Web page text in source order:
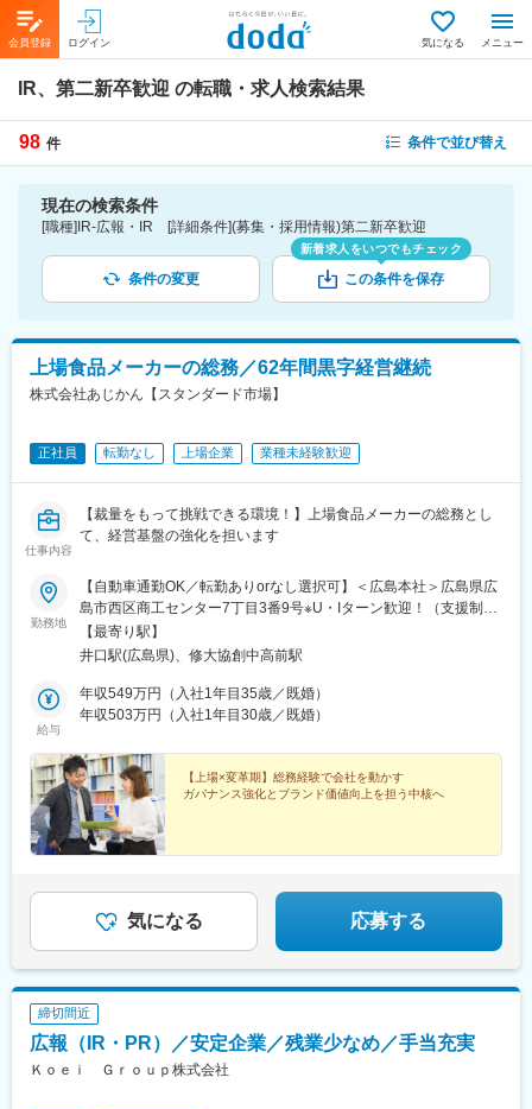
会員登録 ログイン 気になる メニュー
IR、第二新卒歓迎 の転職・求人検索結果
98 件 条件で並び替え
現在の検索条件
[職種]IR-広報・IR [詳細条件](募集・採用情報)第二新卒歓迎
条件の変更
新着求人をいつでもチェック
この条件を保存
上場食品メーカーの総務／62年間黒字経営継続
株式会社あじかん【スタンダード市場】
正社員 転勤なし 上場企業 業種未経験歓迎
仕事内容
【裁量をもって挑戦できる環境！】上場食品メーカーの総務とし
て、経営基盤の強化を担います
勤務地
【自動車通勤OK／転勤ありorなし選択可】＜広島本社＞広島県広
島市西区商工センター7丁目3番9号※U・Iターン歓迎！（支援制度
あり）※受動喫煙対策：屋内禁煙（屋外喫煙所あり）
【最寄り駅】
井口駅(広島県)、修大協創中高前駅
給与
年収549万円（入社1年目35歳／既婚）
年収503万円（入社1年目30歳／既婚）
【上場×変革期】総務経験で会社を動かす
ガバナンス強化とブランド価値向上を担う中核へ
気になる 応募する
締切間近
広報（IR・PR）／安定企業／残業少なめ／手当充実
Ｋｏｅｉ Ｇｒｏｕｐ株式会社